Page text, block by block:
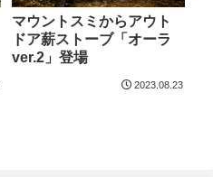
マウントスミからアウト
ドア薪ストーブ「オーラ
ver.2」登場
2023.08.23